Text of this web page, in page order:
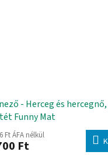
- Herceg és
Funny Mat
Ft ÁFA nélkül
Ft